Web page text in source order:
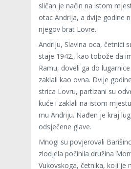
sličan je način na istom
otac Andrija, a dvije godine
njegov brat Lovre.
Andriju, Slavina oca, četnici
staje 1942., kao tobože da
Ramu, doveli ga do
zaklali kao ovna. Dvije
strica Lovru, partizani su
kuće i zaklali na istom
mu Andriju. Nađen je kraj
odsječene glave.
Mnogi su povjerovali
zlodjela počinila družina
Vukovskoga, četnika, koji je